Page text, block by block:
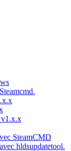
SteamCMD
hldsupdatetool.